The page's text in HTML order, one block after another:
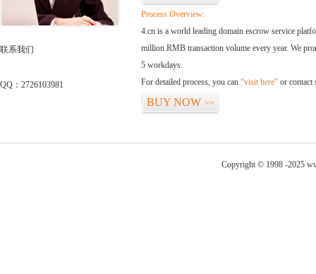
联系我们
QQ：2726103981
Process Overview:
4.cn is a world leading domain escrow service
million RMB transaction volume every year. We
5 workdays.
For detailed process, you can “visit here” or contact
BUY NOW >>
Copyright © 1998 -2025